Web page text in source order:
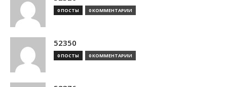
0 ПОСТЫ 0 КОММЕНТАРИИ
52350
0 ПОСТЫ 0 КОММЕНТАРИИ